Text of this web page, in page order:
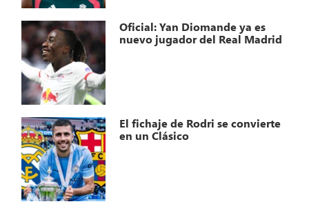
Oficial: Yan Diomande ya es
nuevo jugador del Real Madrid
El fichaje de Rodri se convierte
en un Clásico